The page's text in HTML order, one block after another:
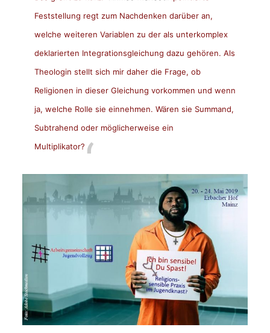
Feststellung regt zum Nachdenken darüber an,
welche weiteren Variablen zu der als unterkomplex
deklarierten Integrationsgleichung dazu gehören. Als
Theologin stellt sich mir daher die Frage, ob
Religionen in dieser Gleichung vorkommen und wenn
ja, welche Rolle sie einnehmen. Wären sie Summand,
Subtrahend oder möglicherweise ein
Multiplikator?